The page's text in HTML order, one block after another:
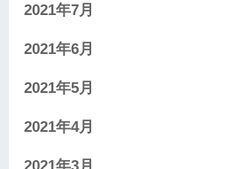
2021年7月
2021年6月
2021年5月
2021年4月